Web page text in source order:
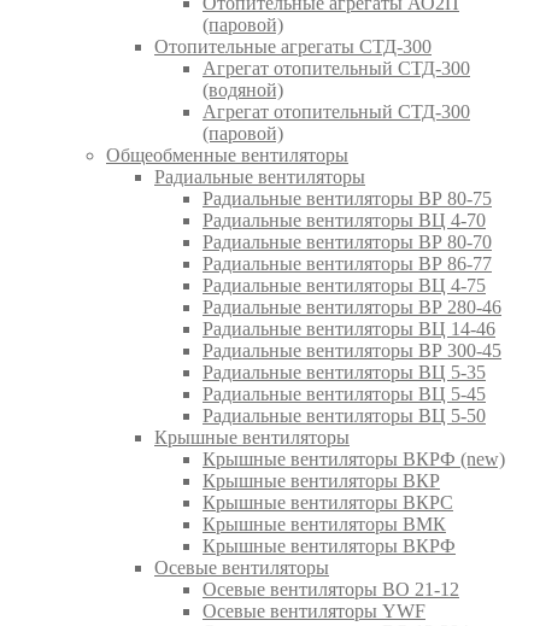
(паровой)
Отопительные агрегаты СТД-300
Агрегат отопительный СТД-300
(водяной)
Агрегат отопительный СТД-300
(паровой)
Общеобменные вентиляторы
Радиальные вентиляторы
Радиальные вентиляторы ВР 80-75
Радиальные вентиляторы ВЦ 4-70
Радиальные вентиляторы ВР 80-70
Радиальные вентиляторы ВР 86-77
Радиальные вентиляторы ВЦ 4-75
Радиальные вентиляторы ВР 280-46
Радиальные вентиляторы ВЦ 14-46
Радиальные вентиляторы ВР 300-45
Радиальные вентиляторы ВЦ 5-35
Радиальные вентиляторы ВЦ 5-45
Радиальные вентиляторы ВЦ 5-50
Крышные вентиляторы
Крышные вентиляторы ВКРФ (new)
Крышные вентиляторы ВКР
Крышные вентиляторы ВКРС
Крышные вентиляторы ВМК
Крышные вентиляторы ВКРФ
Осевые вентиляторы
Осевые вентиляторы ВО 21-12
Осевые вентиляторы YWF